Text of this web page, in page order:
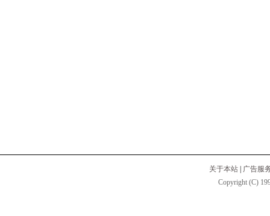
关于本站
广告服
Copyright (C)